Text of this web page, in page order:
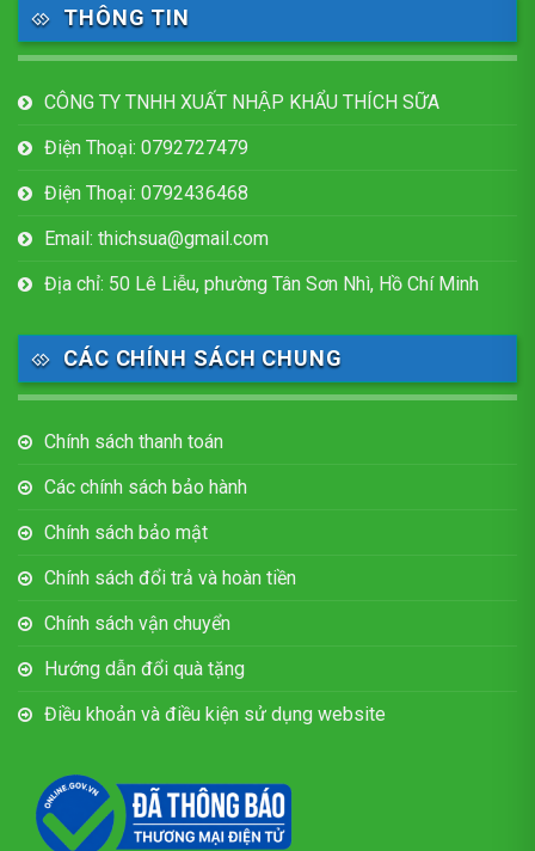
THÔNG TIN
CÔNG TY TNHH XUẤT NHẬP KHẨU THÍCH SỮA
Điện Thoại: 0792727479
Điện Thoại: 0792436468
Email: thichsua@gmail.com
Địa chỉ: 50 Lê Liễu, phường Tân Sơn Nhì, Hồ Chí Minh
CÁC CHÍNH SÁCH CHUNG
Chính sách thanh toán
Các chính sách bảo hành
Chính sách bảo mật
Chính sách đổi trả và hoàn tiền
Chính sách vận chuyển
Hướng dẫn đổi quà tặng
Điều khoản và điều kiện sử dụng website